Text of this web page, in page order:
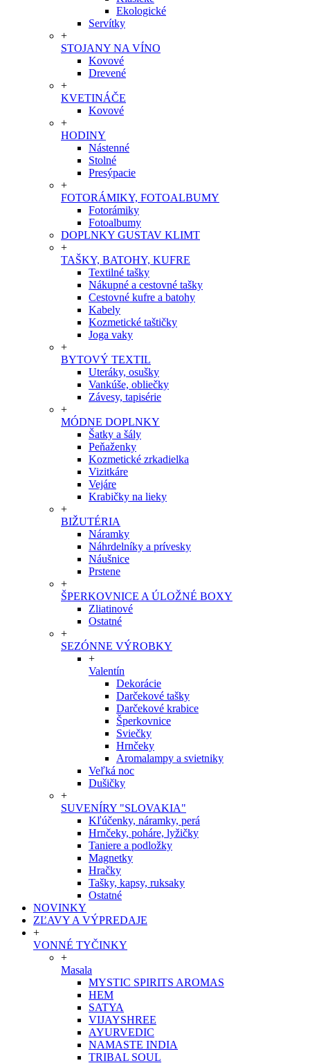
Ekologické
Servítky
+
STOJANY NA VÍNO
Kovové
Drevené
+
KVETINÁČE
Kovové
+
HODINY
Nástenné
Stolné
Presýpacie
+
FOTORÁMIKY, FOTOALBUMY
Fotorámiky
Fotoalbumy
DOPLNKY GUSTAV KLIMT
+
TAŠKY, BATOHY, KUFRE
Textilné tašky
Nákupné a cestovné tašky
Cestovné kufre a batohy
Kabely
Kozmetické taštičky
Joga vaky
+
BYTOVÝ TEXTIL
Uteráky, osušky
Vankúše, obliečky
Závesy, tapisérie
+
MÓDNE DOPLNKY
Šatky a šály
Peňaženky
Kozmetické zrkadielka
Vizitkáre
Vejáre
Krabičky na lieky
+
BIŽUTÉRIA
Náramky
Náhrdelníky a prívesky
Náušnice
Prstene
+
ŠPERKOVNICE A ÚLOŽNÉ BOXY
Zliatinové
Ostatné
+
SEZÓNNE VÝROBKY
+
Valentín
Dekorácie
Darčekové tašky
Darčekové krabice
Šperkovnice
Sviečky
Hrnčeky
Aromalampy a svietniky
Veľká noc
Dušičky
+
SUVENÍRY "SLOVAKIA"
Kľúčenky, náramky, perá
Hrnčeky, poháre, lyžičky
Taniere a podložky
Magnetky
Hračky
Tašky, kapsy, ruksaky
Ostatné
NOVINKY
ZĽAVY A VÝPREDAJE
+
VONNÉ TYČINKY
+
Masala
MYSTIC SPIRITS AROMAS
HEM
SATYA
VIJAYSHREE
AYURVEDIC
NAMASTE INDIA
TRIBAL SOUL